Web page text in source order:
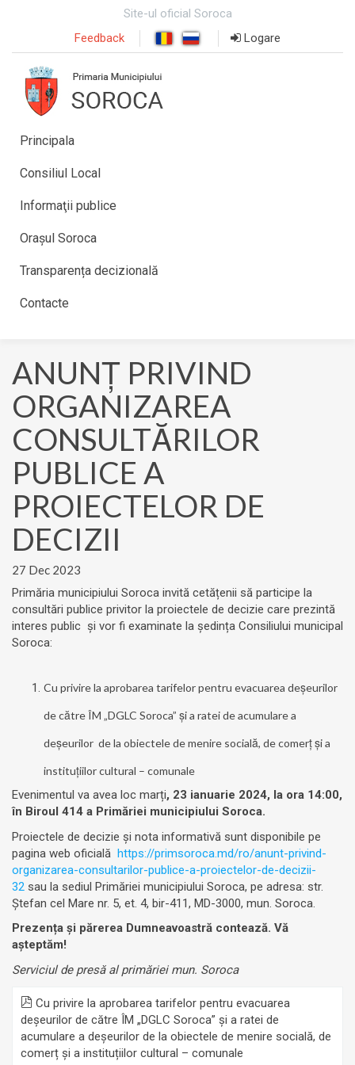
Site-ul oficial Soroca
Feedback
Logare
Principala
Consiliul Local
Informaţii publice
Orașul Soroca
Transparența decizională
Contacte
ANUNŢ PRIVIND
ORGANIZAREA
CONSULTĂRILOR
PUBLICE A
PROIECTELOR DE
DECIZII
27 Dec 2023
Primăria municipiului Soroca invită cetățenii să participe la
consultări publice privitor la proiectele de decizie care prezintă
interes public și vor fi examinate la ședința Consiliului municipal
Soroca:
Cu privire la aprobarea tarifelor pentru evacuarea deşeurilor
de către ÎM „DGLC Soroca” și a ratei de acumulare a
deșeurilor de la obiectele de menire socială, de comerț și a
instituțiilor cultural – comunale
Evenimentul va avea loc marți, 23 ianuarie 2024, la ora 14:00,
în Biroul 414 a Primăriei municipiului Soroca.
Proiectele de decizie și nota informativă sunt disponibile pe
pagina web oficială https://primsoroca.md/ro/anunt-privind-
organizarea-consultarilor-publice-a-proiectelor-de-decizii-
32 sau la sediul Primăriei municipiului Soroca, pe adresa: str.
Ștefan cel Mare nr. 5, et. 4, bir-411, MD-3000, mun. Soroca.
Prezența și părerea Dumneavoastră contează. Vă
așteptăm!
Serviciul de presă al primăriei mun. Soroca
Cu privire la aprobarea tarifelor pentru evacuarea
deşeurilor de către ÎM „DGLC Soroca” și a ratei de
acumulare a deșeurilor de la obiectele de menire socială, de
comerț și a instituțiilor cultural – comunale